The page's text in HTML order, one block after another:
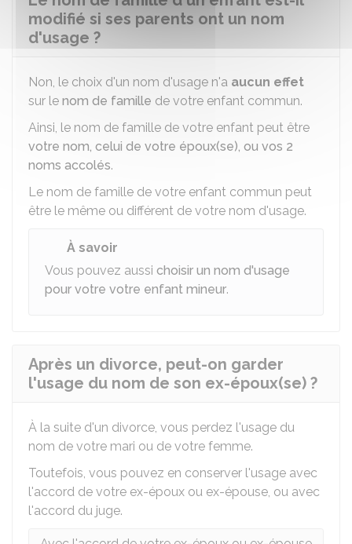
modifié si ses parents ont un nom
d'usage ?
Non, le choix d'un nom d'usage n'a aucun effet
sur le nom de famille de votre enfant commun.
Ainsi, le nom de famille de votre enfant peut être
votre nom, celui de votre époux(se), ou vos 2
noms accolés.
Le nom de famille de votre enfant commun peut
être le même ou différent de votre nom d'usage.
À savoir
Vous pouvez aussi choisir un nom d'usage
pour votre votre enfant mineur.
Après un divorce, peut-on garder
l'usage du nom de son ex-époux(se) ?
À la suite d'un divorce, vous perdez l'usage du
nom de votre mari ou de votre femme.
Toutefois, vous pouvez en conserver l'usage avec
l'accord de votre ex-époux ou ex-épouse, ou avec
l'accord du juge.